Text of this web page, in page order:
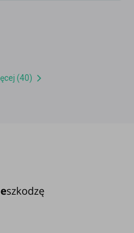
(40)